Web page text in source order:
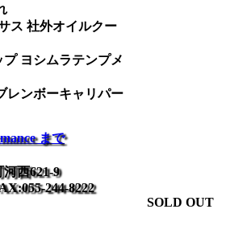
ス 社外オイルクー
ヨシムラテンプメ
レンボーキャリパー
まで
西621-9
244-8222
SOLD OUT